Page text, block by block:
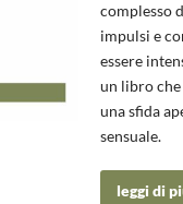
complesso
impulsi e
essere
un libro che
una sfida
sensuale.
leggi di